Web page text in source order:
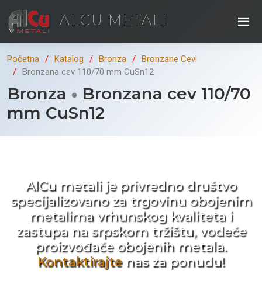
ALCU METALI
Početna Katalog Bronza
Bronzane Cevi
Bronzana cev 110/70 mm CuSn12
Bronza
Bronzana cev 110/70
mm CuSn12
AlCu metali je privredno društvo
specijalizovano za trgovinu obojenim
metalima vrhunskog kvaliteta i
zastupa na srpskom tržištu, vodeće
proizvođače obojenih metala.
Kontaktirajtenas za ponudu!